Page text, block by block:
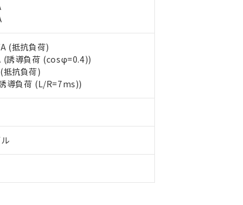
(抵抗負荷)
(誘導負荷 (cosφ=0.4))
抵抗負荷)
導負荷 (L/R=7ms))
、同意のうえご利用ください。
品の中には、本サービスの対象外となる商品もあることをご
（10物質）の非含有に対応した製品が提供可能な商品です。
物質）の非含有に対応した製品に切り替える予定のある商品
（10物質）の非含有に非対応の商品で、対応品を出す予定は
（10物質）の非含有の対応状況を調査中または確認中の商品
無形物で、有害物質有無と関係のない商品です。
有部品としていたものが、含有品と判明した場合などやむを
以下、 カドミウム(Cd) 100ppm以下、
が中国RoHSの基準値以下であることを示します。
が中国RoHSの基準値を超えていることを示します。
売部門へお問い合わせください。
品のうち、外国為替および外国貿易法に定める商品（以下｢規
への提供する場合は、日本国政府の輸出許可(または役務取引